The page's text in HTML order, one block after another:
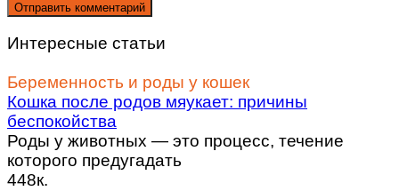
Интересные статьи
Беременность и роды у кошек
Кошка после родов мяукает: причины
беспокойства
Роды у животных — это процесс, течение
которого предугадать
448к.